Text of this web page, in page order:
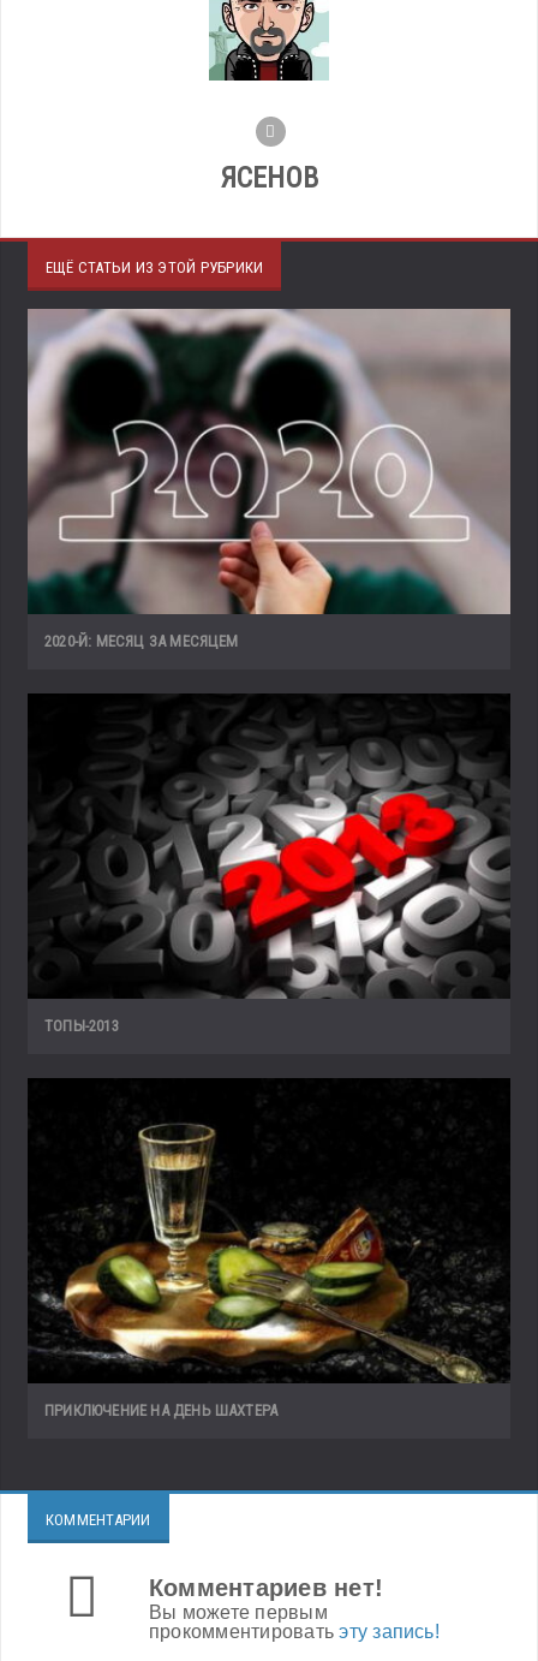
ЯСЕНОВ
ЕЩЁ СТАТЬИ ИЗ ЭТОЙ РУБРИКИ
2020-Й: МЕСЯЦ ЗА МЕСЯЦЕМ
ТОПЫ-2013
ПРИКЛЮЧЕНИЕ НА ДЕНЬ ШАХТЕРА
КОММЕНТАРИИ
Комментариев нет!
Вы можете первым
прокомментироватьэту запись!